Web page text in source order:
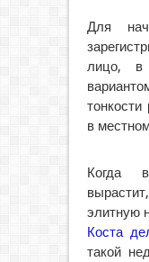
Для
лицо, в
тонкости
в
Когда
элитную
Коста
такой